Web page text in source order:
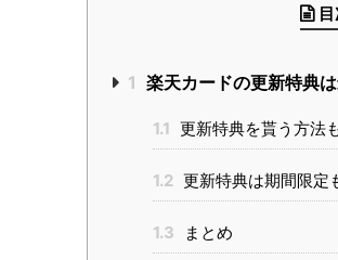
1 楽天カードの更新特典
1.1 更新特典を貰う方法
1.2 更新特典は期間限定
1.3 まとめ